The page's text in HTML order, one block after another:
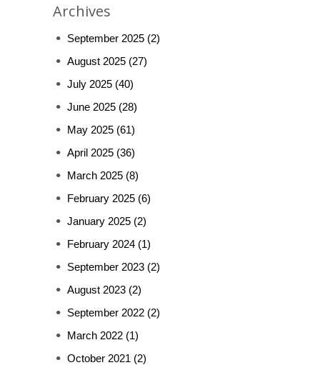
Archives
September 2025 (2)
August 2025 (27)
July 2025 (40)
June 2025 (28)
May 2025 (61)
April 2025 (36)
March 2025 (8)
February 2025 (6)
January 2025 (2)
February 2024 (1)
September 2023 (2)
August 2023 (2)
September 2022 (2)
March 2022 (1)
October 2021 (2)